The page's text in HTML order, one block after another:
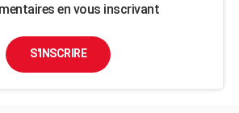
en vous inscrivant
S'INSCRIRE